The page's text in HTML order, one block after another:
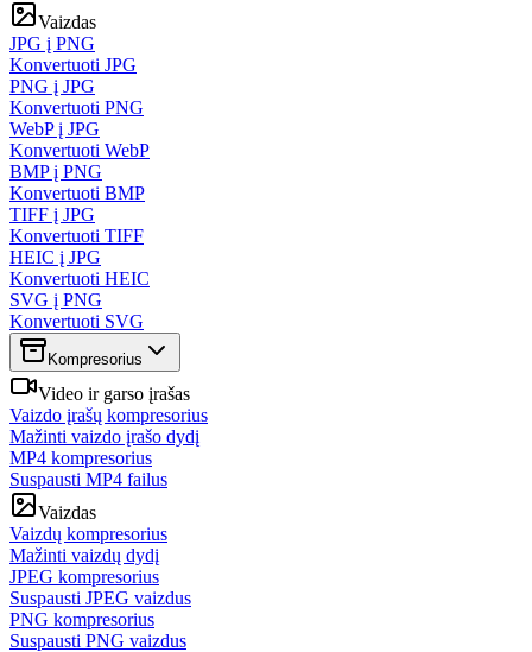
Vaizdas
JPG į PNG
Konvertuoti JPG
PNG į JPG
Konvertuoti PNG
WebP į JPG
Konvertuoti WebP
BMP į PNG
Konvertuoti BMP
TIFF į JPG
Konvertuoti TIFF
HEIC į JPG
Konvertuoti HEIC
SVG į PNG
Konvertuoti SVG
Kompresorius
Video ir garso įrašas
Vaizdo įrašų kompresorius
Mažinti vaizdo įrašo dydį
MP4 kompresorius
Suspausti MP4 failus
Vaizdas
Vaizdų kompresorius
Mažinti vaizdų dydį
JPEG kompresorius
Suspausti JPEG vaizdus
PNG kompresorius
Suspausti PNG vaizdus